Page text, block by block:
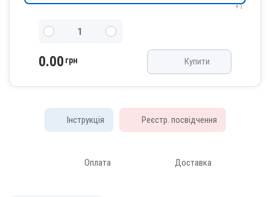
+1
0.00 грн Купити
Інструкція Реєстр. посвідчення
Оплата Доставка